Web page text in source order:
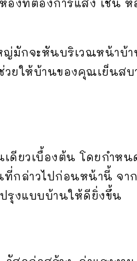
องที่ต้องการแสง เช่น
มักจะหันบริเวณหน้าบ้า
วยให้บ้านของคุณเย็นสบ
ดียวเบื้องต้น โดยกำห
ล่าวไปก่อนหน้านี้ จาก
รุงแบบบ้านให้ดียิ่งขึ้น